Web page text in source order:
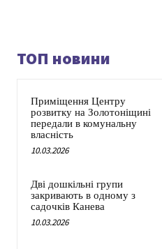
ТОП новини
Приміщення Центру
розвитку на Золотоніщині
передали в комунальну
власність
10.03.2026
Дві дошкільні групи
закривають в одному з
садочків Канева
10.03.2026